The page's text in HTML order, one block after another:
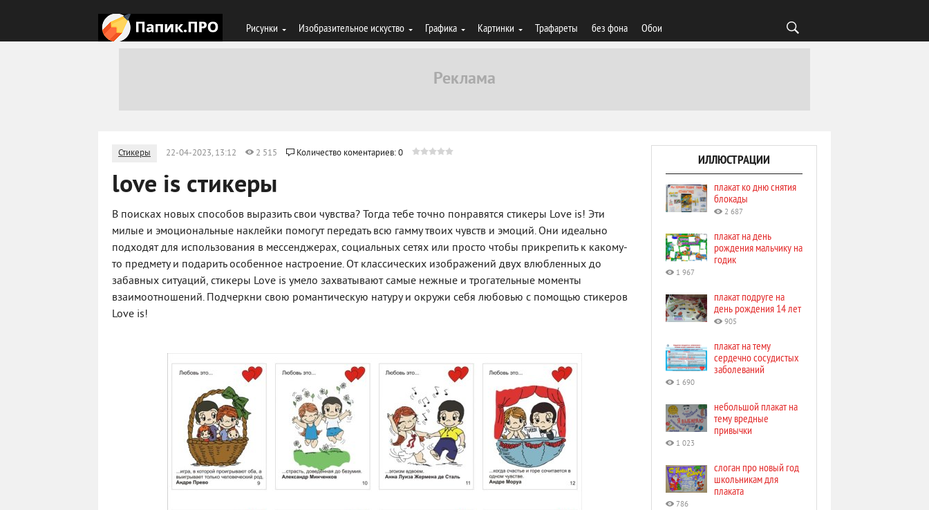
Рисунки Изобразительное искуство Графика Картинки Трафареты без фона Обои
Стикеры 22-04-2023, 13:12 2 515 Количество коментариев: 0
love is стикеры
В поисках новых способов выразить свои чувства? Тогда тебе точно понравятся стикеры Love is! Эти
милые и эмоциональные наклейки помогут передать всю гамму твоих чувств и эмоций. Они идеально
подходят для использования в мессенджерах, социальных сетях или просто чтобы прикрепить к какому-
то предмету и подарить особенное настроение. От классических изображений двух влюбленных до
забавных ситуаций, стикеры Love is умело захватывают самые нежные и трогательные моменты
взаимоотношений. Подчеркни свою романтическую натуру и окружи себя любовью с помощью стикеров
Love is!
ИЛЛЮСТРАЦИИ
плакат ко дню снятия
блокады
2 687
плакат на день
рождения мальчику на
годик
1 967
плакат подруге на
день рождения 14 лет
905
плакат на тему
сердечно сосудистых
заболеваний
1 690
небольшой плакат на
тему вредные
привычки
1 023
слоган про новый год
школьникам для
плаката
786